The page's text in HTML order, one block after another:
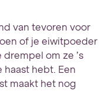
van tevoren voor
of je eiwitpoeder
om ze ’s
haast hebt. Een
maakt het nog